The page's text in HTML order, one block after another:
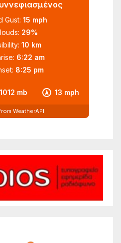
1012 mb 13 mph
Gust: 15 mph
29%
10 km
6:22 am
8:25 pm
WeatherAPI